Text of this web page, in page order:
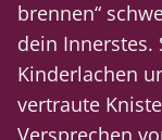
brennen“
dein Innerstes.
Kinderlachen
vertraute